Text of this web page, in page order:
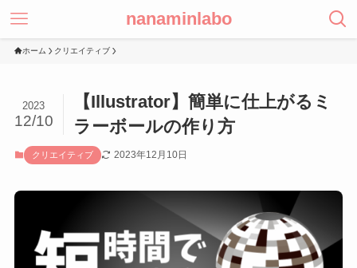
nanaminlabo
ホーム クリエイティブ
【Illustrator】簡単に仕上がるミ
ラーボールの作り方
2023
12/10
クリエイティブ 2023年12月10日